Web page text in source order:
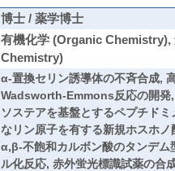
博士 / 薬学博士
有機化学 (Organic Chemistry),
Chemistry)
α-置換セリン誘導体の不斉合成,
Wadsworth-Emmons反応の開発
ソステアを基盤とするペプチド
なリン原子を有する新規ホスホ
α,β-不飽和カルボン酸のタンデム
ル化反応, 赤外蛍光標識試薬の合